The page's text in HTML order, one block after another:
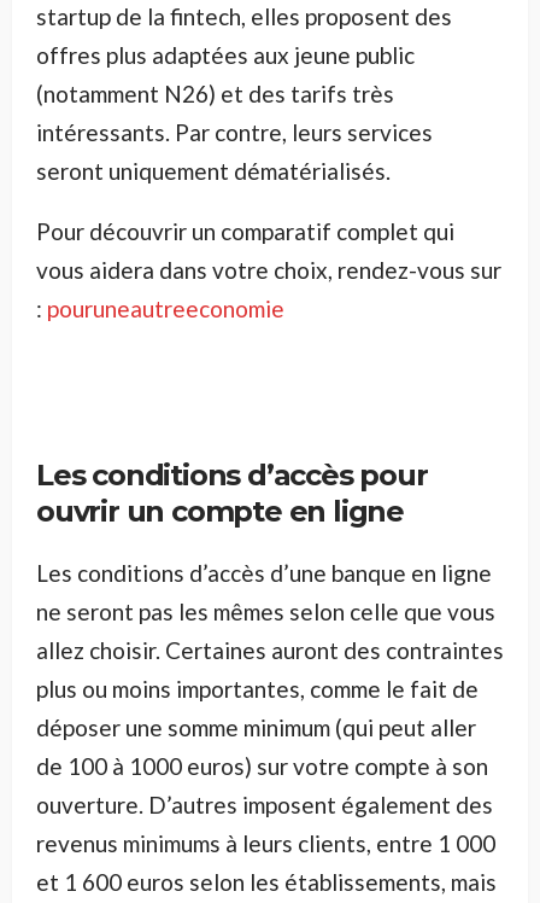
startup de la fintech, elles proposent des
offres plus adaptées aux jeune public
(notamment N26) et des tarifs très
intéressants. Par contre, leurs services
seront uniquement dématérialisés.
Pour découvrir un comparatif complet qui
vous aidera dans votre choix, rendez-vous sur
: pouruneautreeconomie
Les conditions d’accès pour
ouvrir un compte en ligne
Les conditions d’accès d’une banque en ligne
ne seront pas les mêmes selon celle que vous
allez choisir. Certaines auront des contraintes
plus ou moins importantes, comme le fait de
déposer une somme minimum (qui peut aller
de 100 à 1000 euros) sur votre compte à son
ouverture. D’autres imposent également des
revenus minimums à leurs clients, entre 1 000
et 1 600 euros selon les établissements, mais